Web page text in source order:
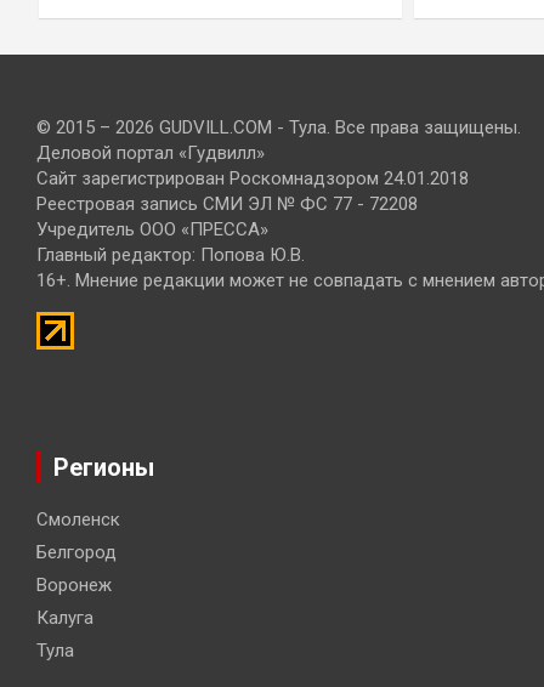
© 2015 – 2026 GUDVILL.COM - Тула. Все права защищены.
Деловой портал «Гудвилл»
Сайт зарегистрирован Роскомнадзором 24.01.2018
Реестровая запись СМИ ЭЛ № ФС 77 - 72208
Учредитель ООО «ПРЕССА»
Главный редактор: Попова Ю.В.
16+. Мнение редакции может не совпадать с мнением
Регионы
Смоленск
Белгород
Воронеж
Калуга
Тула